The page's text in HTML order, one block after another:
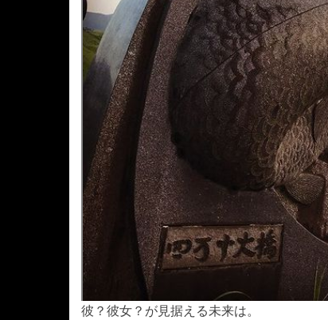
彼？彼女？が見据える未来は。